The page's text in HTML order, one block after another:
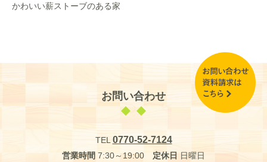
かわいい薪ストーブのある家
お問い合わせ
TEL0770-52-7124
営業時間 7:30～19:00 定休日 日曜日